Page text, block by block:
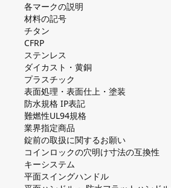
各マークの説明
材料の記号
チタン
CFRP
ステンレス
ダイカスト・⻩銅
プラスチック
表面処理・表面仕上・塗装
防⽔規格 IP表記
難燃性UL94規格
業界指定商品
錠前の取扱に関するお願い
コインロックの⽳明け⼨法の互換性
キーシステム
平⾯スイングハンドル